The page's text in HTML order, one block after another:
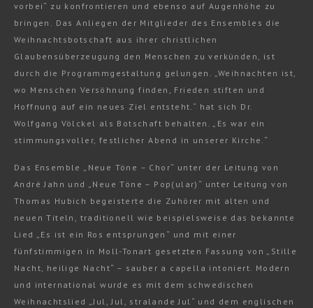
vorbei“ zu konfrontieren und ebenso auf Augenhöhe zu
bringen. Das Anliegen der Mitglieder des Ensembles die
Weihnachtsbotschaft aus ihrer christlichen
Glaubensüberzeugung den Menschen zu verkünden, ist
durch die Programmgestaltung gelungen. „Weihnachten ist,
wo Menschen Versöhnung finden, Frieden stiften und
Hoffnung auf ein neues Ziel entsteht.“ hat sich Dr.
Wolfgang Völckel als Botschaft behalten. „Es war ein
stimmungsvoller, festlicher Abend in unserer Kirche.“
Das Ensemble „Neue Töne – Chor“ unter der Leitung von
André Jahn und „Neue Töne – Pop(ular)“ unter Leitung von
Thomas Hubich begeisterte die Zuhörer mit alten und
neuen Titeln, traditionell wie beispielsweise das bekannte
Lied „Es ist ein Ros entsprungen“ und mit einer
fünfstimmigen in Moll-Tonart gesetzten Fassung von „Stille
Nacht, heilige Nacht“ – sauber a capella intoniert. Modern
und international wurde es mit dem schwedischen
Weihnachtslied „Jul, Jul, stralande Jul“ und dem englischen